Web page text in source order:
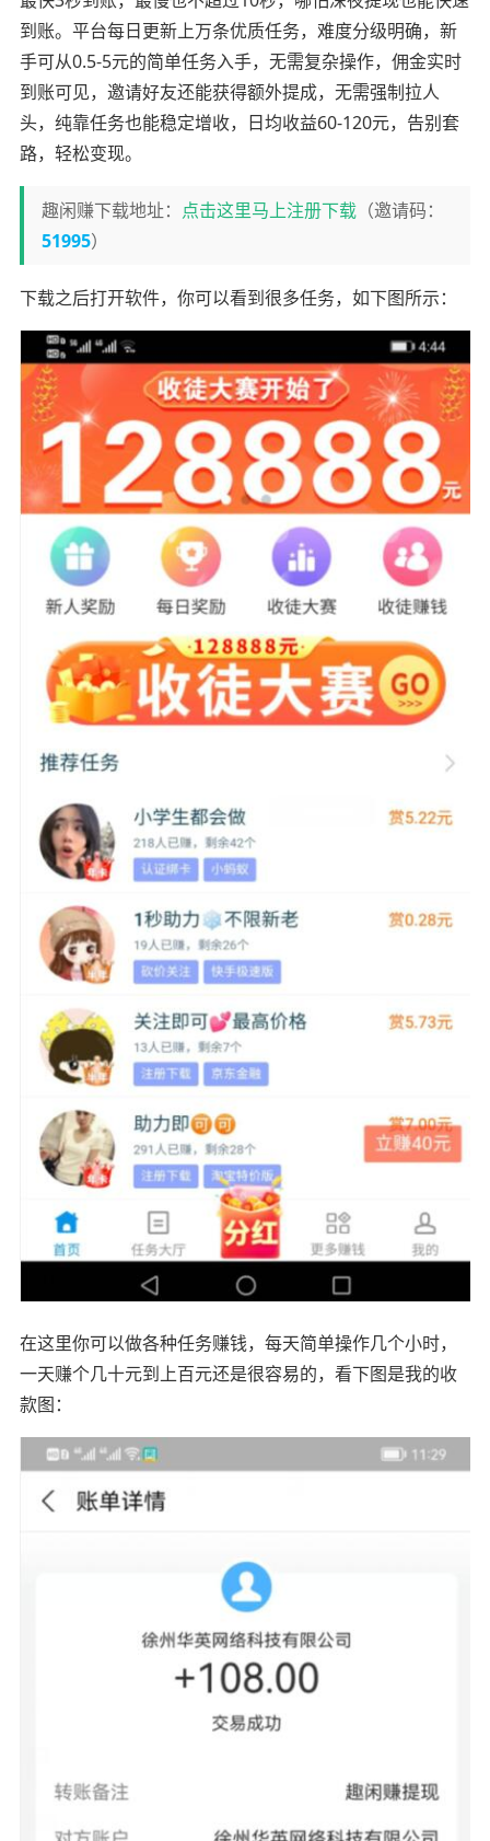
到账。平台每日更新上万条优质任务，难度分级明确，新
手可从0.5-5元的简单任务入手，无需复杂操作，佣金实时
到账可见，邀请好友还能获得额外提成，无需强制拉人
头，纯靠任务也能稳定增收，日均收益60-120元，告别套
路，轻松变现。
趣闲赚下载地址： 点击这里马上注册下载（邀请码：
51995）
下载之后打开软件，你可以看到很多任务，如下图所示：
在这里你可以做各种任务赚钱，每天简单操作几个小时，
一天赚个几十元到上百元还是很容易的，看下图是我的收
款图：